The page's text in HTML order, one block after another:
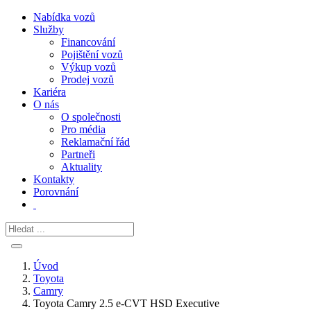
Nabídka vozů
Služby
Financování
Pojištění vozů
Výkup vozů
Prodej vozů
Kariéra
O nás
O společnosti
Pro média
Reklamační řád
Partneři
Aktuality
Kontakty
Porovnání
Úvod
Toyota
Camry
Toyota Camry 2.5 e-CVT HSD Executive